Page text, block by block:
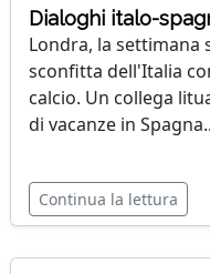
Dialoghi italo-
Londra, la settimana
sconfitta dell'Italia
calcio. Un collega
di vacanze in
Continua la lettura